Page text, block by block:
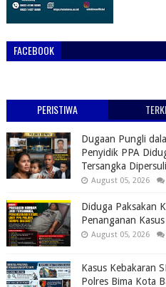
FACEBOOK
PERISTIWA
Dugaan Pungli
Penyidik PPA
Tersangka
August 05, 2026
Diduga Paksakan
Penanganan
August 05, 2026
Kasus Kebakaran
Polres Bima Kota